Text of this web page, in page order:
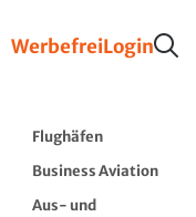
WerbefreiLogin
Flughäfen
Business Aviation
Aus- und